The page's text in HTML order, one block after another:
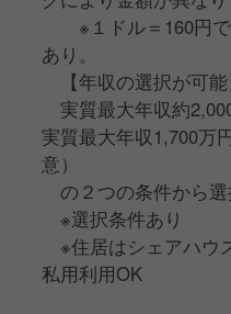
い…！
こんな方はぜひ、ご応募
※１ドル＝160円で
あり。
【年収の選択が可能
実質最大年収約
実質最大年収1,700万
意）
の２つの条件から
※選択条件あり
※住居はシェアハウ
私用利用OK